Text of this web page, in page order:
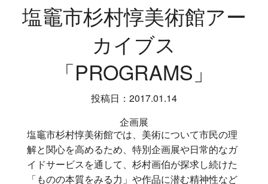
塩竈市杉村惇美術館アー
カイブス
「PROGRAMS」
投稿日：2017.01.14
企画展
塩竈市杉村惇美術館では、美術について市民の理
解と関心を高めるため、特別企画展や日常的なガ
イドサービスを通して、杉村画伯が探求し続けた
「ものの本質をみる力」や作品に潜む精神性など